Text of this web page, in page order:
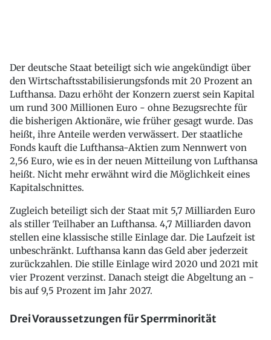
Der deutsche Staat beteiligt sich wie angekündigt über
den Wirtschaftsstabilisierungsfonds mit 20 Prozent an
Lufthansa. Dazu erhöht der Konzern zuerst sein Kapital
um rund 300 Millionen Euro - ohne Bezugsrechte für
die bisherigen Aktionäre, wie früher gesagt wurde. Das
heißt, ihre Anteile werden verwässert. Der staatliche
Fonds kauft die Lufthansa-Aktien zum Nennwert von
2,56 Euro, wie es in der neuen Mitteilung von Lufthansa
heißt. Nicht mehr erwähnt wird die Möglichkeit eines
Kapitalschnittes.
Zugleich beteiligt sich der Staat mit 5,7 Milliarden Euro
als stiller Teilhaber an Lufthansa. 4,7 Milliarden davon
stellen eine klassische stille Einlage dar. Die Laufzeit ist
unbeschränkt. Lufthansa kann das Geld aber jederzeit
zurückzahlen. Die stille Einlage wird 2020 und 2021 mit
vier Prozent verzinst. Danach steigt die Abgeltung an -
bis auf 9,5 Prozent im Jahr 2027.
Drei Voraussetzungen für Sperrminorität